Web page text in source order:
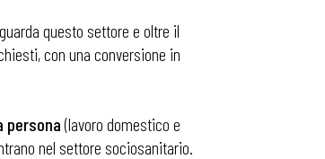
questo settore e oltre il
con una conversione in
persona(lavoro domestico e
nel settore sociosanitario.